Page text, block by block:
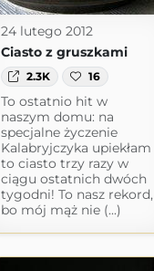
24 lutego 2012
Ciasto z gruszkami
2.3K 16
To ostatnio hit w
naszym domu: na
specjalne życzenie
Kalabryjczyka upiekłam
to ciasto trzy razy w
ciągu ostatnich dwóch
tygodni! To nasz rekord,
bo mój mąż nie (...)